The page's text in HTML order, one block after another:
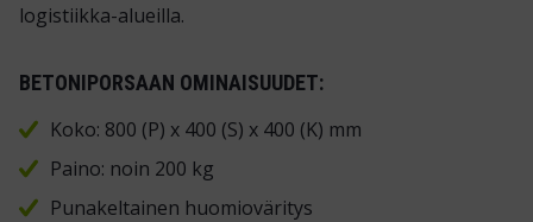
logistiikka-alueilla.
BETONIPORSAAN OMINAISUUDET:
Koko: 800 (P) x 400 (S) x 400 (K) mm
Paino: noin 200 kg
Punakeltainen huomioväritys